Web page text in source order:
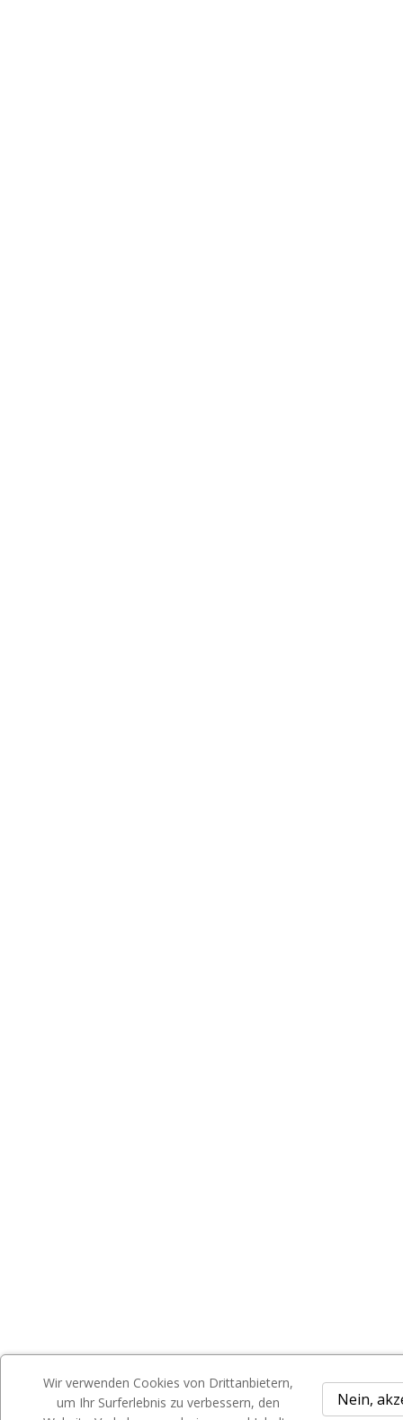
Wir verwenden Cookies von Drittanbietern,
um Ihr Surferlebnis zu verbessern, den
Nein,